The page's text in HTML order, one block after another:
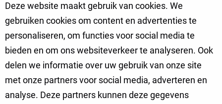
Deze website maakt gebruik van cookies. We
gebruiken cookies om content en advertenties te
personaliseren, om functies voor social media te
bieden en om ons websiteverkeer te analyseren. Ook
delen we informatie over uw gebruik van onze site
met onze partners voor social media, adverteren en
analyse. Deze partners kunnen deze gegevens